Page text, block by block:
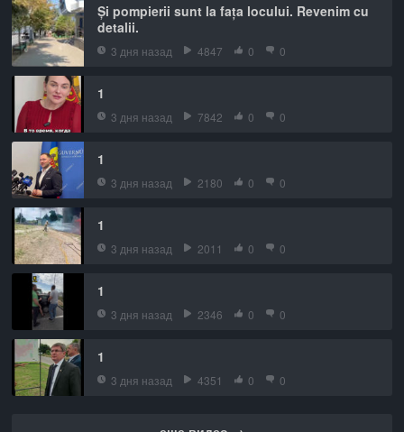
Și pompierii sunt la fața locului. Revenim cu
detalii.
3 дня назад 4847 0 0
1
3 дня назад 7842 0 0
1
3 дня назад 2180 0 0
1
3 дня назад 2011 0 0
1
3 дня назад 2346 0 0
1
3 дня назад 4351 0 0